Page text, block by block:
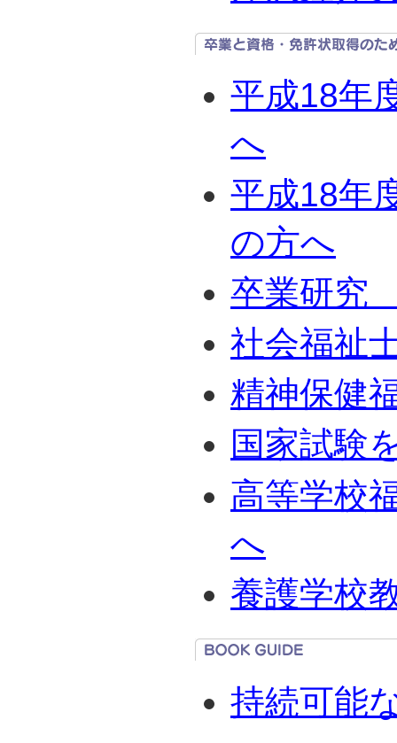
平成18年
へ
平成18年
の方へ
卒業研究
社会福祉
精神保健
国家試験
高等学校
へ
養護学校
持続可能